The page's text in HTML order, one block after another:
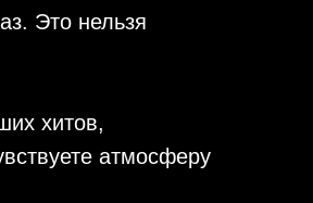
Это нельзя
хитов,
атмосферу